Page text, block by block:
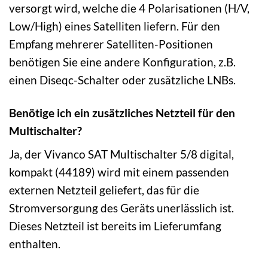
versorgt wird, welche die 4 Polarisationen (H/V,
Low/High) eines Satelliten liefern. Für den
Empfang mehrerer Satelliten-Positionen
benötigen Sie eine andere Konfiguration, z.B.
einen Diseqc-Schalter oder zusätzliche LNBs.
Benötige ich ein zusätzliches Netzteil für den
Multischalter?
Ja, der Vivanco SAT Multischalter 5/8 digital,
kompakt (44189) wird mit einem passenden
externen Netzteil geliefert, das für die
Stromversorgung des Geräts unerlässlich ist.
Dieses Netzteil ist bereits im Lieferumfang
enthalten.